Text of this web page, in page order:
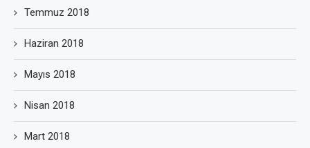
Temmuz 2018
Haziran 2018
Mayıs 2018
Nisan 2018
Mart 2018